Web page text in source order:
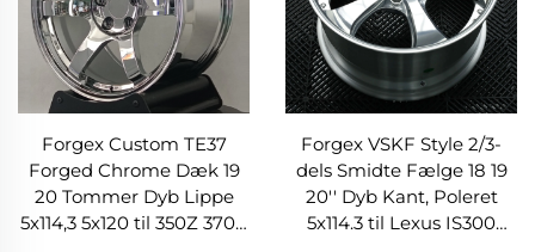
Forgex Custom TE37
Forged Chrome Dæk 19
20 Tommer Dyb Lippe
5x114,3 5x120 til 350Z 370Z
Forgex VSKF Style 2/3-
dels Smidte Fælge 18 19
20'' Dyb Kant, Poleret
5x114.3 til Lexus IS300